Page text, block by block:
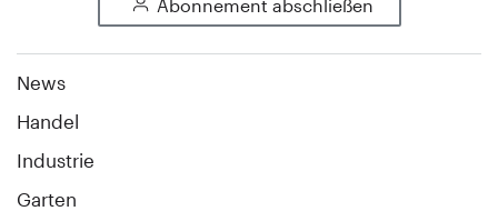
Abonnement abschließen
News
Handel
Industrie
Garten